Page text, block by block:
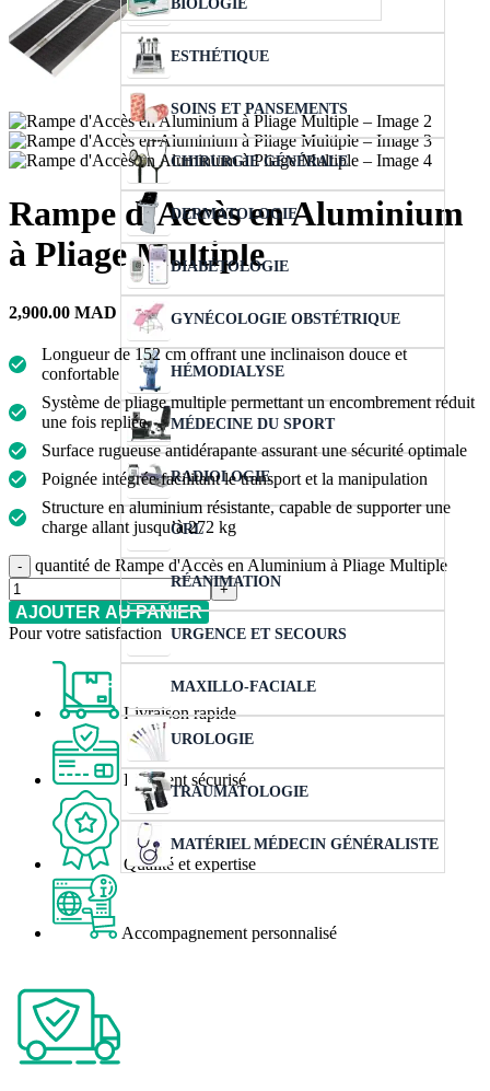
BIOLOGIE
ESTHÉTIQUE
SOINS ET PANSEMENTS
CHIRURGIE GÉNÉRALE
DERMATOLOGIE
DIABÉTOLOGIE
GYNÉCOLOGIE OBSTÉTRIQUE
HÉMODIALYSE
MÉDECINE DU SPORT
RADIOLOGIE
ORL
RÉANIMATION
URGENCE ET SECOURS
MAXILLO-FACIALE
UROLOGIE
TRAUMATOLOGIE
MATÉRIEL MÉDECIN GÉNÉRALISTE
Rampe d’Accès en Aluminium
à Pliage Multiple
2,900.00 MAD
Longueur de 152 cm offrant une inclinaison douce et
confortable
Système de pliage multiple permettant un encombrement réduit
une fois repliée
Surface rugueuse antidérapante assurant une sécurité optimale
Poignée intégrée facilitant le transport et la manipulation
Structure en aluminium résistante, capable de supporter une
charge allant jusqu’à 272 kg
quantité de Rampe d'Accès en Aluminium à Pliage Multiple
AJOUTER AU PANIER
Pour votre satisfaction
Livraison rapide
Paiement sécurisé
Qualité et expertise
Accompagnement personnalisé